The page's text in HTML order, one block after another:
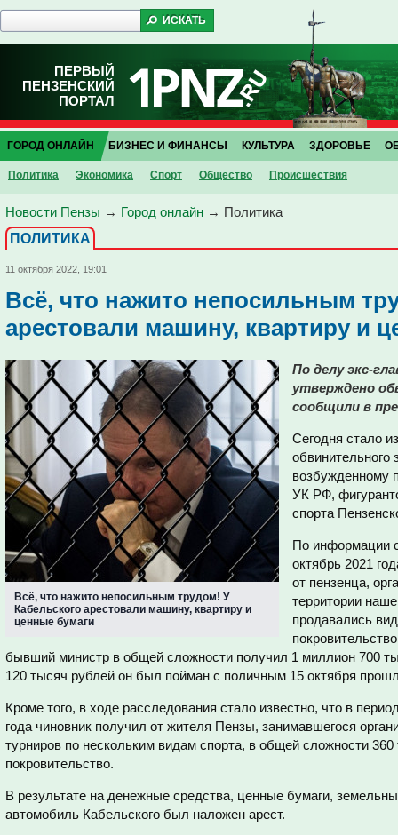
ПЕРВЫЙ
ПЕНЗЕНСКИЙ
ПОРТАЛ
ГОРОД ОНЛАЙН
Политика Экономика Спорт Общество Проиcшествия
БИЗНЕС И ФИНАНСЫ КУЛЬТУРА ЗДОРОВЬЕ
Новости Пензы → Город онлайн → Политика
ПОЛИТИКА
11 октября 2022, 19:01
Всё, что нажито непосильным
арестовали машину, квартиру и
Всё, что нажито непосильным трудом! У
Кабельского арестовали машину, квартиру и
ценные бумаги
По делу экс-
утверждено
сообщили в
Сегодня стало
обвинительного
возбужденному
УК РФ,
спорта
По информации
октябрь 2021
от пензенца,
территории
продавались
бывший министр в общей сложности получил 1 миллион 700
120 тысяч рублей он был пойман с поличным 15 октября
Кроме того, в ходе расследования стало известно, что в
года чиновник получил от жителя Пензы, занимавшегося
турниров по нескольким видам спорта, в общей сложности
покровительство.
В результате на денежные средства, ценные бумаги,
автомобиль Кабельского был наложен арест.